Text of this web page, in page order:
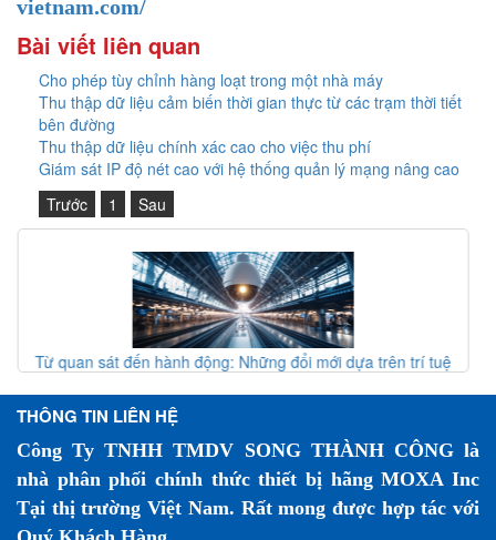
vietnam.com/
Bài viết liên quan
Cho phép tùy chỉnh hàng loạt trong một nhà máy
Thu thập dữ liệu cảm biến thời gian thực từ các trạm thời tiết
bên đường
Thu thập dữ liệu chính xác cao cho việc thu phí
Giám sát IP độ nét cao với hệ thống quản lý mạng nâng cao
Trước
1 Sau
trên trí tuệ
Giao thức vòng MRP (IEC 62439-2) – Giải pháp
THÔNG TIN LIÊN HỆ
Công Ty TNHH TMDV SONG THÀNH CÔNG là
nhà phân phối chính thức thiết bị hãng MOXA Inc
Tại thị trường Việt Nam. Rất mong được hợp tác với